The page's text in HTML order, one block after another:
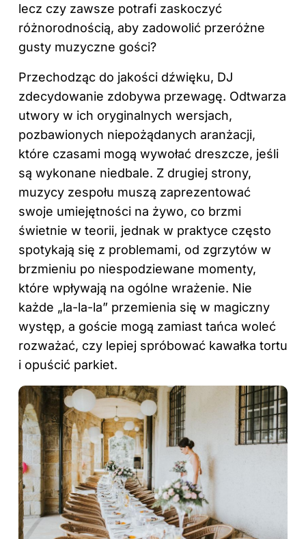
lecz czy zawsze potrafi zaskoczyć
różnorodnością, aby zadowolić przeróżne
gusty muzyczne gości?
Przechodząc do jakości dźwięku, DJ
zdecydowanie zdobywa przewagę. Odtwarza
utwory w ich oryginalnych wersjach,
pozbawionych niepożądanych aranżacji,
które czasami mogą wywołać dreszcze, jeśli
są wykonane niedbale. Z drugiej strony,
muzycy zespołu muszą zaprezentować
swoje umiejętności na żywo, co brzmi
świetnie w teorii, jednak w praktyce często
spotykają się z problemami, od zgrzytów w
brzmieniu po niespodziewane momenty,
które wpływają na ogólne wrażenie. Nie
każde „la-la-la” przemienia się w magiczny
występ, a goście mogą zamiast tańca woleć
rozważać, czy lepiej spróbować kawałka tortu
i opuścić parkiet.